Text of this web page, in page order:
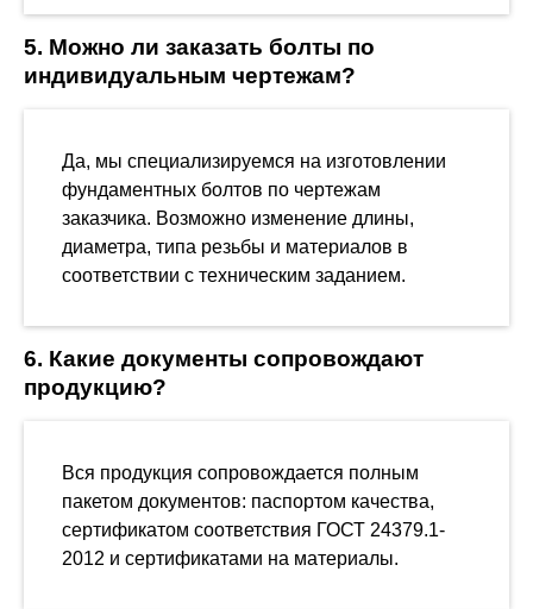
5. Можно ли заказать болты по
индивидуальным чертежам?
Да, мы специализируемся на изготовлении
фундаментных болтов по чертежам
заказчика. Возможно изменение длины,
диаметра, типа резьбы и материалов в
соответствии с техническим заданием.
6. Какие документы сопровождают
продукцию?
Вся продукция сопровождается полным
пакетом документов: паспортом качества,
сертификатом соответствия ГОСТ 24379.1-
2012 и сертификатами на материалы.